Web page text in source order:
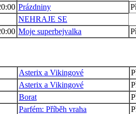
Prázdniny
NEHRAJE SE
Moje superbejvalka
Asterix a Vikingové
Asterix a Vikingové
Borat
Parfém: Příběh vraha